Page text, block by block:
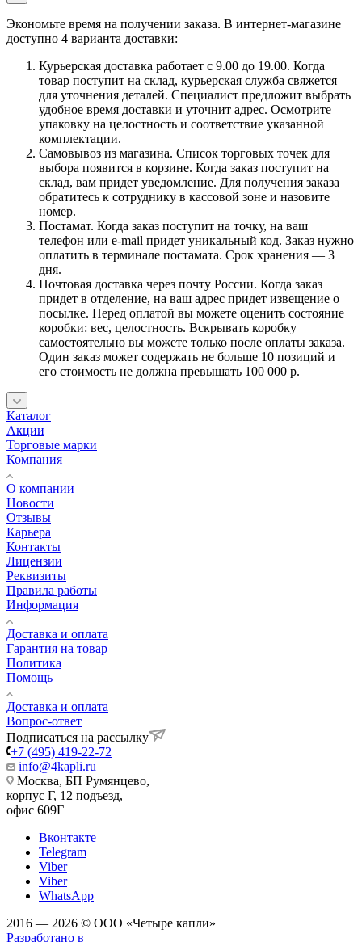
Экономьте время на получении заказа. В интернет-магазине
доступно 4 варианта доставки:
Курьерская доставка работает с 9.00 до 19.00. Когда
товар поступит на склад, курьерская служба свяжется
для уточнения деталей. Специалист предложит выбрать
удобное время доставки и уточнит адрес. Осмотрите
упаковку на целостность и соответствие указанной
комплектации.
Самовывоз из магазина. Список торговых точек для
выбора появится в корзине. Когда заказ поступит на
склад, вам придет уведомление. Для получения заказа
обратитесь к сотруднику в кассовой зоне и назовите
номер.
Постамат. Когда заказ поступит на точку, на ваш
телефон или e-mail придет уникальный код. Заказ нужно
оплатить в терминале постамата. Срок хранения — 3
дня.
Почтовая доставка через почту России. Когда заказ
придет в отделение, на ваш адрес придет извещение о
посылке. Перед оплатой вы можете оценить состояние
коробки: вес, целостность. Вскрывать коробку
самостоятельно вы можете только после оплаты заказа.
Один заказ может содержать не больше 10 позиций и
его стоимость не должна превышать 100 000 р.
Каталог
Акции
Торговые марки
Компания
О компании
Новости
Отзывы
Карьера
Контакты
Лицензии
Реквизиты
Правила работы
Информация
Доставка и оплата
Гарантия на товар
Политика
Помощь
Доставка и оплата
Вопрос-ответ
Подписаться на рассылку
+7 (495) 419-22-72
info@4kapli.ru
Москва, БП Румянцево,
корпус Г, 12 подъезд,
офис 609Г
Вконтакте
Telegram
Viber
Viber
WhatsApp
2016 — 2026 © ООО «Четыре капли»
Разработано в